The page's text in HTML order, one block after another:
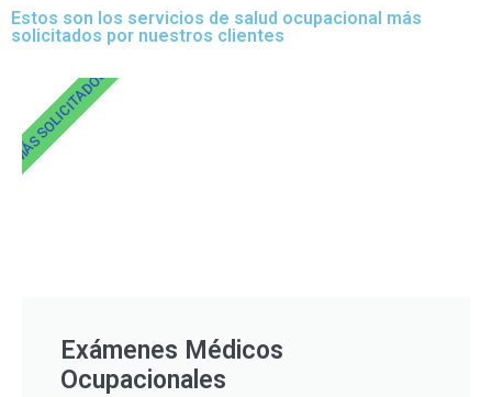
Estos son los servicios de salud ocupacional más
solicitados por nuestros clientes
Exámenes Médicos
Ocupacionales
MÁS SOLICITADOS